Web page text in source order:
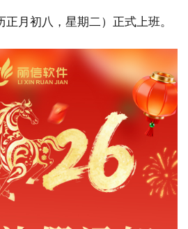
月初八，星期二）正式上班。